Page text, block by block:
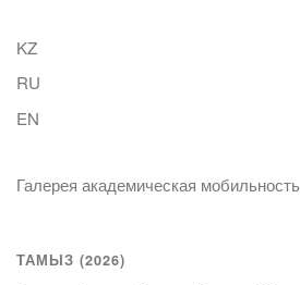
KZ
RU
EN
Галерея академическая мобильность
ТАМЫЗ (2026)